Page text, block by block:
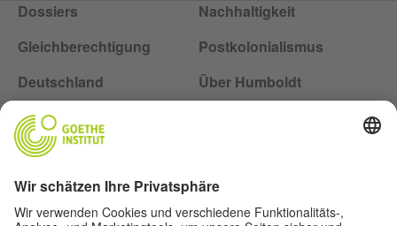
Dossiers
Nachhaltigkeit
Gleichberechtigung
Postkolonialismus
Deutschland
Über Humboldt
Folge dem Magazin Humboldt auf Social Media